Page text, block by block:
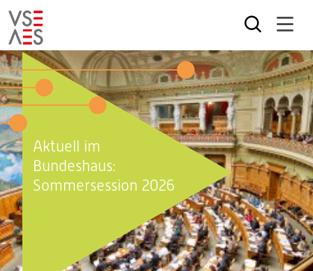
Direkt
zum
Inhalt
Aktuell im
Bundeshaus:
Sommersession 2026